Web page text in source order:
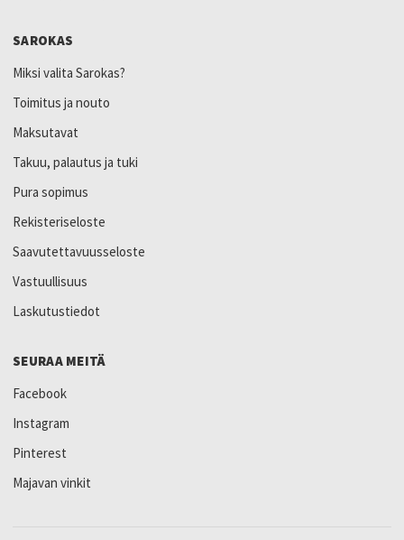
SAROKAS
Miksi valita Sarokas?
Toimitus ja nouto
Maksutavat
Takuu, palautus ja tuki
Pura sopimus
Rekisteriseloste
Saavutettavuusseloste
Vastuullisuus
Laskutustiedot
SEURAA MEITÄ
Facebook
Instagram
Pinterest
Majavan vinkit